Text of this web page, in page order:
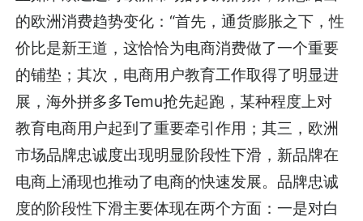
的欧洲消费趋势变化：“首先，通货膨胀之下，性
价比是新王道，这恰恰为电商消费做了一个重要
的铺垫；其次，电商用户教育工作取得了明显进
展，海外拼多多Temu抢先起跑，某种程度上对
教育电商用户起到了重要牵引作用；其三，欧洲
市场品牌忠诚度出现明显阶段性下滑，新品牌在
电商上涌现也推动了电商的快速发展。品牌忠诚
度的阶段性下滑主要体现在两个方面：一是对白